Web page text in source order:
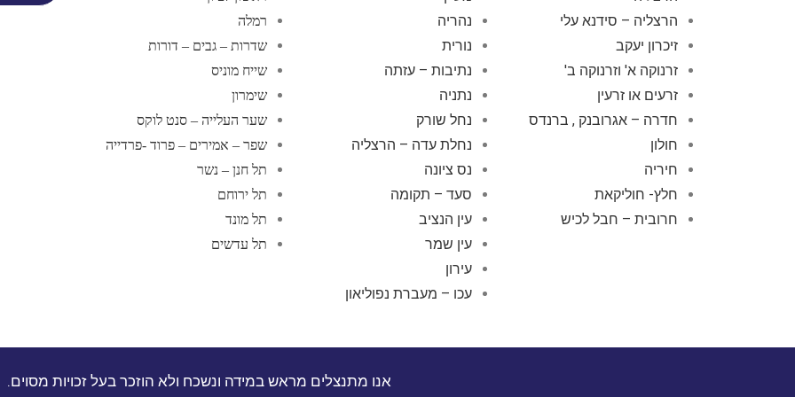
הרצליה – סידנא עלי
זיכרון יעקב
זרנוקה א' וזרנוקה ב'
זרעים או זרעין
חדרה – אגרובנק , ברנדס
חולון
חיריה
חלץ- חוליקאת
חרובית – חבל לכיש
נהריה
נורית
נתיבות – עזתה
נתניה
נחל שורק
נחלת עדה – הרצליה
נס ציונה
סעד – תקומה
עין הנציב
עין שמר
עירון
עכו – מעברת נפוליאון
רמלה
שדרות – גבים – דורות
שייח מוניס
שימרון
שער העלייה – סנט לוקס
שפר – אמירים – פרוד -פרדייה
תל חנן – נשר
תל ירוחם
תל מונד
תל עדשים
אנו מתנצלים מראש במידה ונשכח ולא הוזכר בעל זכויות מסוים.